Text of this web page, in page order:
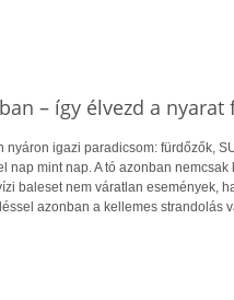
– így élvezd a
nyáron igazi paradicsom: fürdőzők,
nap mint nap. A tó azonban
baleset nem váratlan események,
azonban a kellemes strandolás